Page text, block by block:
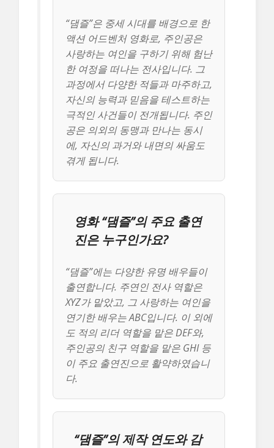
“댐즐”은 중세 시대를 배경으로 한
액션 어드벤처 영화로, 주인공은
사랑하는 여인을 구하기 위해 험난
한 여정을 떠나는 전사입니다. 그
과정에서 다양한 적들과 마주하고,
자신의 능력과 믿음을 테스트하는
극적인 사건들이 전개됩니다. 주인
공은 의외의 동맹과 만나는 동시
에, 자신의 과거와 내면의 싸움도
겪게 됩니다.
영화 “댐즐”의 주요 출연
진은 누구인가요?
“댐즐”에는 다양한 유명 배우들이
출연합니다. 주연인 전사 역할은
XYZ가 맡았고, 그 사랑하는 여인을
연기한 배우는 ABC입니다. 이 외에
도 적의 리더 역할을 맡은 DEF와,
주인공의 친구 역할을 맡은 GHI 등
이 주요 출연진으로 활약하였습니
다.
“댐즐”의 제작 연도와 감